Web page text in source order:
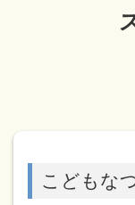
こどもな